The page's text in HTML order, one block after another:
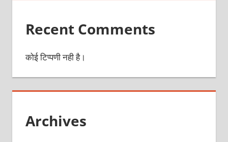
Recent Comments
कोई टिप्पणी नही है।
Archives